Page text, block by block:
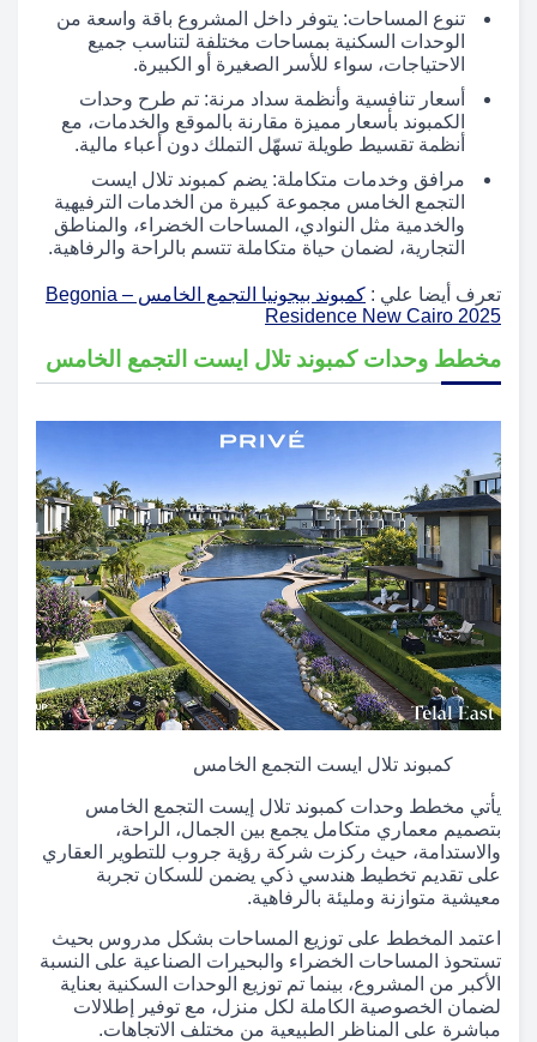
تنوع المساحات: يتوفر داخل المشروع باقة واسعة من
الوحدات السكنية بمساحات مختلفة لتناسب جميع
الاحتياجات، سواء للأسر الصغيرة أو الكبيرة.
أسعار تنافسية وأنظمة سداد مرنة: تم طرح وحدات
الكمبوند بأسعار مميزة مقارنة بالموقع والخدمات، مع
أنظمة تقسيط طويلة تسهّل التملك دون أعباء مالية.
مرافق وخدمات متكاملة: يضم كمبوند تلال ايست
التجمع الخامس مجموعة كبيرة من الخدمات الترفيهية
والخدمية مثل النوادي، المساحات الخضراء، والمناطق
التجارية، لضمان حياة متكاملة تتسم بالراحة والرفاهية.
تعرف أيضا علي :
كمبوند بيجونيا التجمع الخامس – Begonia
Residence New Cairo 2025
مخطط وحدات كمبوند تلال ايست التجمع الخامس
كمبوند تلال ايست التجمع الخامس
يأتي مخطط وحدات كمبوند تلال إيست التجمع الخامس
بتصميم معماري متكامل يجمع بين الجمال، الراحة،
والاستدامة، حيث ركزت شركة رؤية جروب للتطوير العقاري
على تقديم تخطيط هندسي ذكي يضمن للسكان تجربة
معيشية متوازنة ومليئة بالرفاهية.
اعتمد المخطط على توزيع المساحات بشكل مدروس بحيث
تستحوذ المساحات الخضراء والبحيرات الصناعية على النسبة
الأكبر من المشروع، بينما تم توزيع الوحدات السكنية بعناية
لضمان الخصوصية الكاملة لكل منزل، مع توفير إطلالات
مباشرة على المناظر الطبيعية من مختلف الاتجاهات.